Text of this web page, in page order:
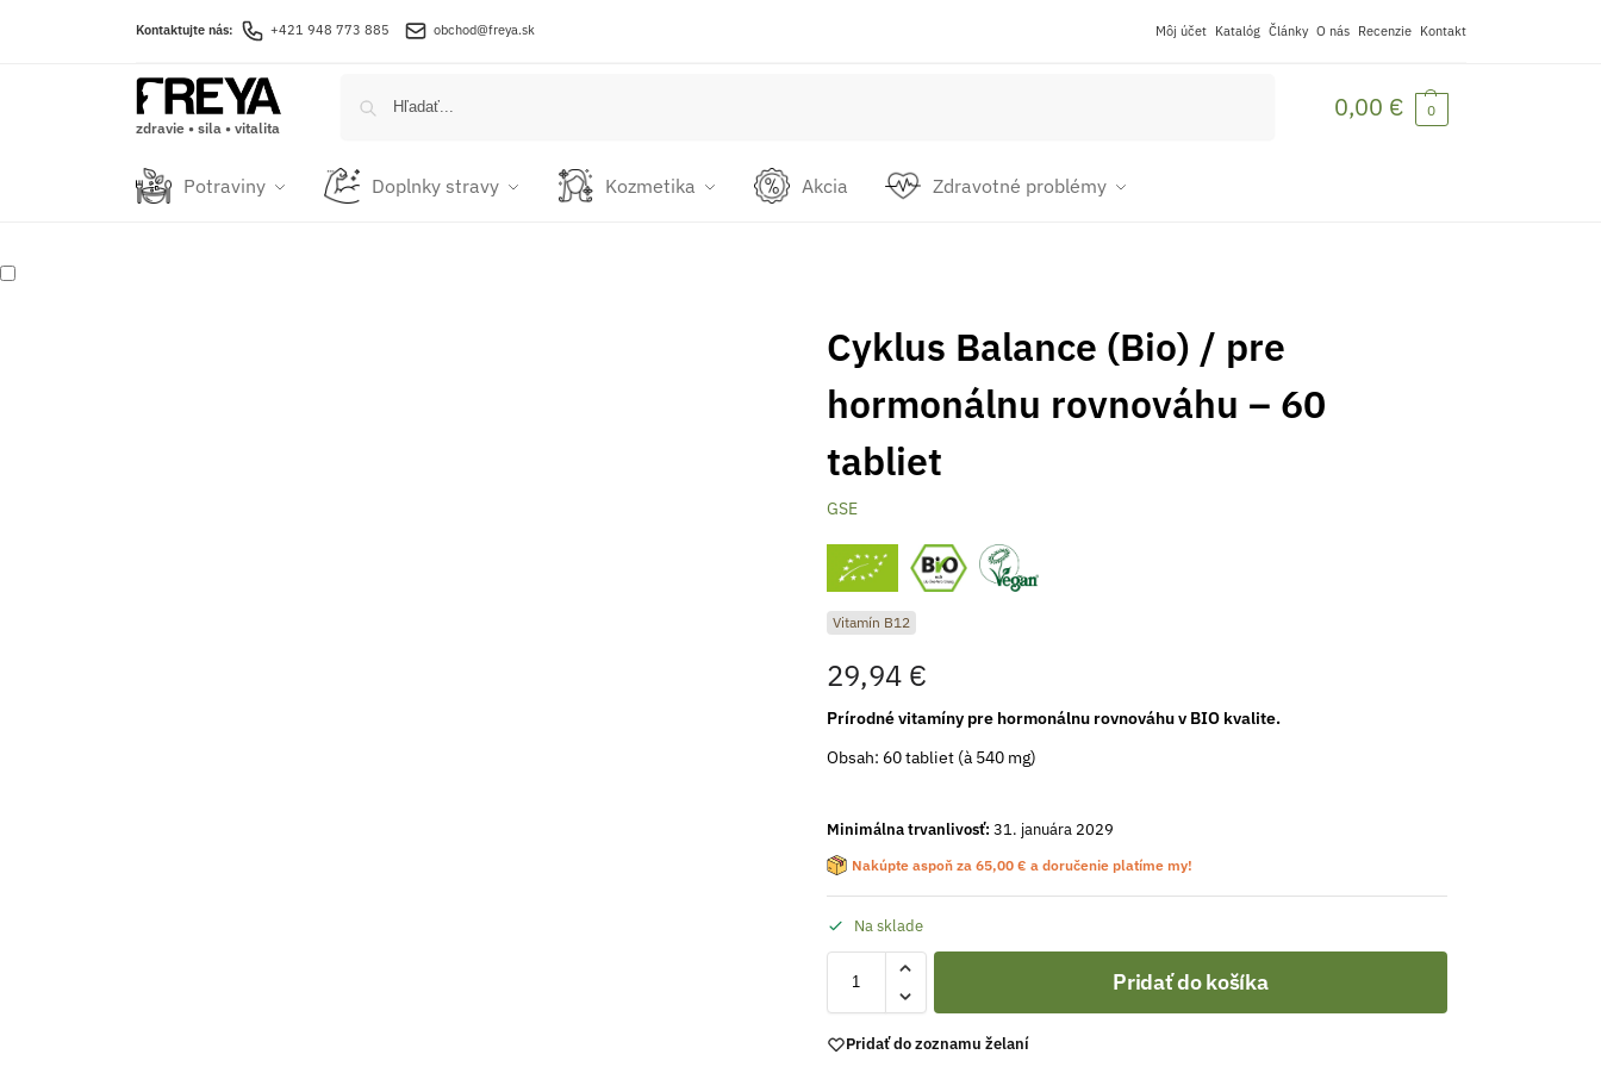
Kontaktujte nás: +421 948 773 885 obchod@freya.sk Môj účet Katalóg Články O nás Recenzie Kontakt
zdravie • sila • vitalita
0,00 € 0
Potraviny Doplnky stravy Kozmetika Akcia Zdravotné problémy
Cyklus Balance (Bio) / pre
hormonálnu rovnováhu – 60
tabliet
GSE
Vitamín B12
29,94 €
Prírodné vitamíny pre hormonálnu rovnováhu v BIO kvalite.
Obsah: 60 tabliet (à 540 mg)
Minimálna trvanlivosť: 31. januára 2029
Nakúpte aspoň za 65,00 € a doručenie platíme my!
Na sklade
Pridať do košíka
Pridať do zoznamu želaní